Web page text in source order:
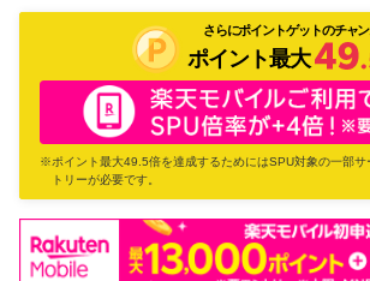
さらにポイントゲットのチャン
ポイント最大
※ポイント最大49.5倍を達成するためにはSPU対象の一部サ
トリーが必要です。
お買い物マラソン&ジャンル
買いまわりをしたショップ数がポイン